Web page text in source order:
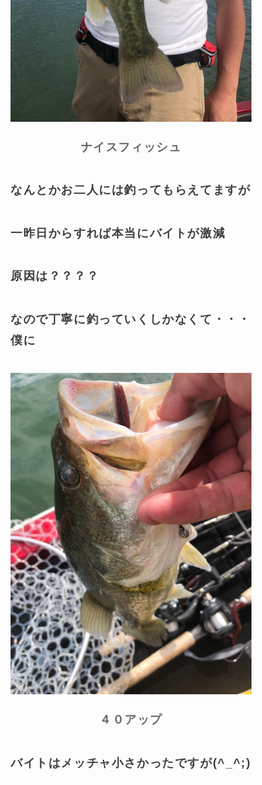
ナイスフィッシュ
なんとかお二人には釣ってもらえてますが
一昨日からすれば本当にバイトが激減
原因は？？？？
なので丁寧に釣っていくしかなくて・・・
僕に
４０アップ
バイトはメッチャ小さかったですが(^_^;)